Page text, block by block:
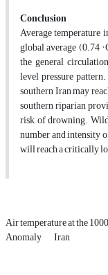
Conclusion
Average temperature
global average (0.74
the general
level pressure
southern Iran may
southern riparian
risk of drowning.
number and intensity
will reach a critically
Air temperature at the
Anomaly Iran